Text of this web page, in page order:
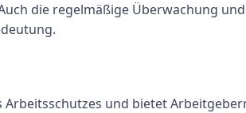
die regelmäßige Überwachung
Arbeitsschutzes und bietet